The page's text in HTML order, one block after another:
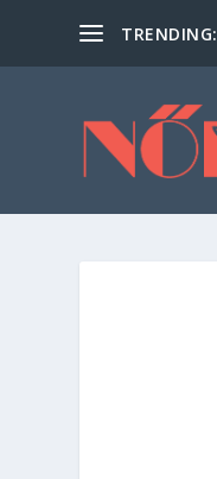
TRENDING: